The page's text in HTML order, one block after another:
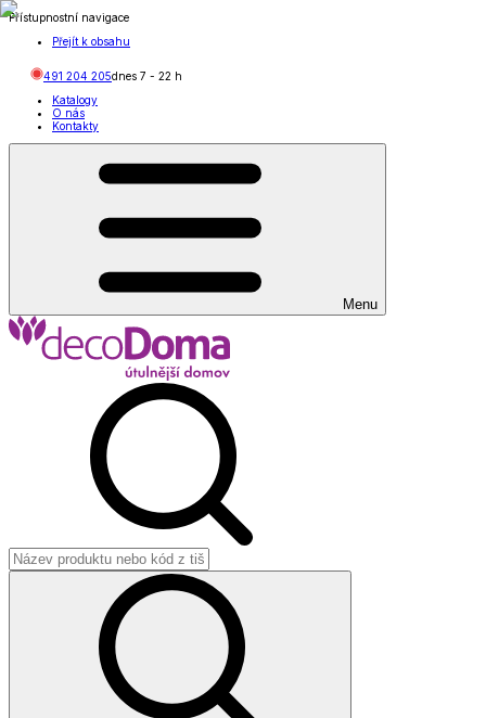
Přístupnostní navigace
Přejít k obsahu
491 204 205dnes 7 - 22 h
Katalogy
O nás
Kontakty
Menu